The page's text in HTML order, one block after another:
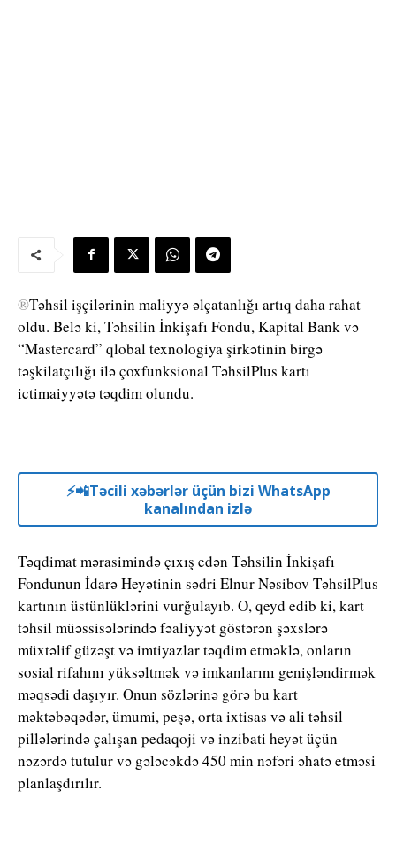
®Təhsil işçilərinin maliyyə əlçatanlığı artıq daha rahat
oldu. Belə ki, Təhsilin İnkişafı Fondu, Kapital Bank və
“Mastercard” qlobal texnologiya şirkətinin birgə
təşkilatçılığı ilə çoxfunksional TəhsilPlus kartı
ictimaiyyətə təqdim olundu.
⚡️📲Təcili xəbərlər üçün bizi WhatsApp
kanalından izlə
Təqdimat mərasimində çıxış edən Təhsilin İnkişafı
Fondunun İdarə Heyətinin sədri Elnur Nəsibov TəhsilPlus
kartının üstünlüklərini vurğulayıb. O, qeyd edib ki, kart
təhsil müəssisələrində fəaliyyət göstərən şəxslərə
müxtəlif güzəşt və imtiyazlar təqdim etməklə, onların
sosial rifahını yüksəltmək və imkanlarını genişləndirmək
məqsədi daşıyır. Onun sözlərinə görə bu kart
məktəbəqədər, ümumi, peşə, orta ixtisas və ali təhsil
pillələrində çalışan pedaqoji və inzibati heyət üçün
nəzərdə tutulur və gələcəkdə 450 min nəfəri əhatə etməsi
planlaşdırılır.